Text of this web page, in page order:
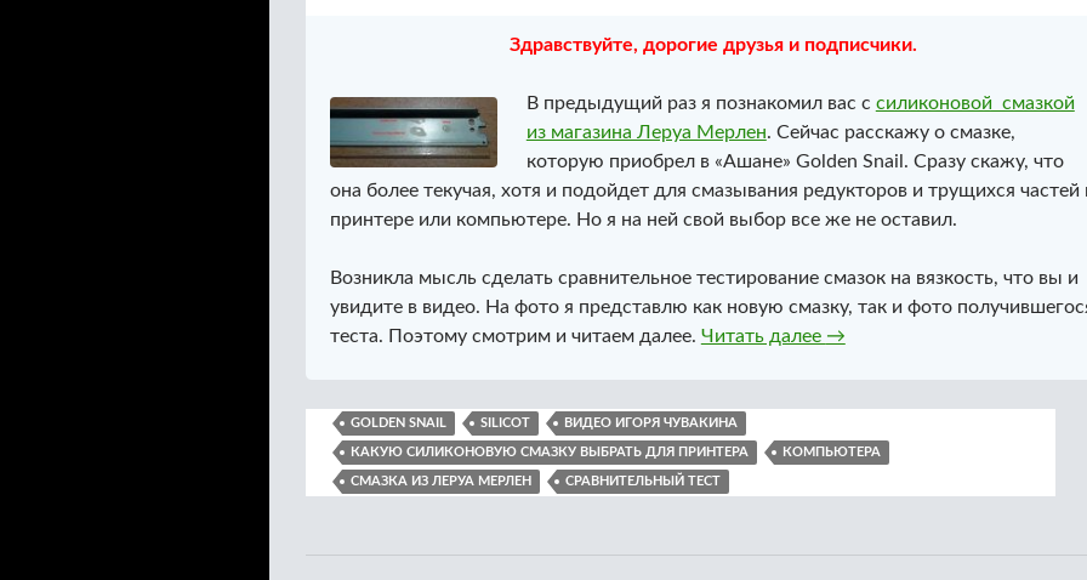
Здравствуйте, дорогие друзья и подписчики.
В предыдущий раз я познакомил вас с силиконовой смазкой
из магазина Леруа Мерлен. Сейчас расскажу о смазке,
которую приобрел в «Ашане» Golden Snail. Сразу скажу, что
она более текучая, хотя и подойдет для смазывания редукторов и трущихся частей
принтере или компьютере. Но я на ней свой выбор все же не оставил.
Возникла мысль сделать сравнительное тестирование смазок на вязкость, что вы и
увидите в видео. На фото я представлю как новую смазку, так и фото
теста. Поэтому смотрим и читаем далее. Читать далее Тестирование смазок для
→
GOLDEN SNAIL SILICOT ВИДЕО ИГОРЯ ЧУВАКИНА
КАКУЮ СИЛИКОНОВУЮ СМАЗКУ ВЫБРАТЬ ДЛЯ ПРИНТЕРА КОМПЬЮТЕРА
СМАЗКА ИЗ ЛЕРУА МЕРЛЕН СРАВНИТЕЛЬНЫЙ ТЕСТ